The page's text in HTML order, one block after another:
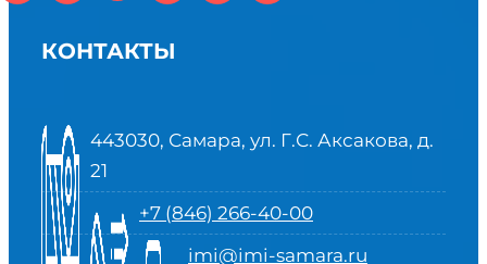
КОНТАКТЫ
443030, Самара, ул. Г.С. Аксакова, д.
21
+7 (846) 266-40-00
imi@imi-samara.ru